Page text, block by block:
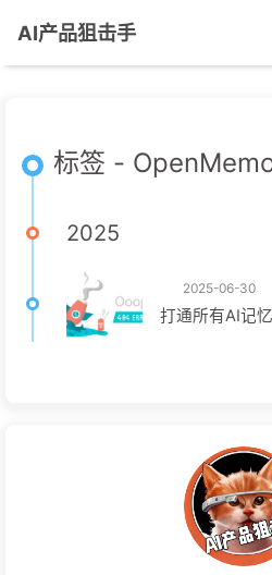
AI产品狙击手
标签 -
2025
2025-06-30
打通所有AI记